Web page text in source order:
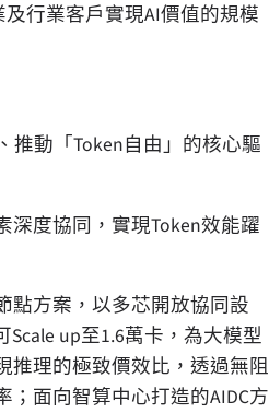
行業客戶實現AI價值的規模
推動「Token自由」的核心驅
深度協同，實現Token效能躍
點方案，以多芯開放協同設
up至1.6萬卡，為大模型
推理的極致價效比，透過無阻
面向智算中心打造的AIDC方